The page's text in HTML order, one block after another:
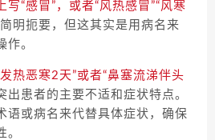
“感冒”，或者“风热感冒”“风寒
明扼要，但这其实是用病名来
作。
发热恶寒2天”或者“鼻塞流涕伴头
出患者的主要不适和症状特点。
语或病名来代替具体症状，确保
。